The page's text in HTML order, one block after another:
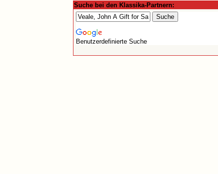
Suche bei den Klassika-Partnern:
Benutzerdefinierte Suche